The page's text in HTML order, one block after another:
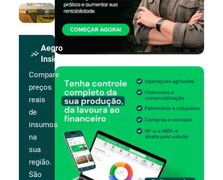
insights
Aegro
Insights
Compare
preços
reais
de
insumos
na
sua
região.
São